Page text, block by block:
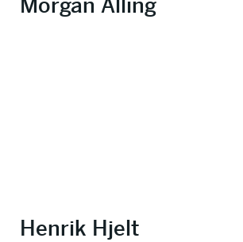
Morgan Alling
Henrik Hjelt